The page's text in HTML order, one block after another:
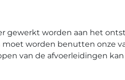
gewerkt worden aan het
moet worden benutten onze
van de afvoerleidingen